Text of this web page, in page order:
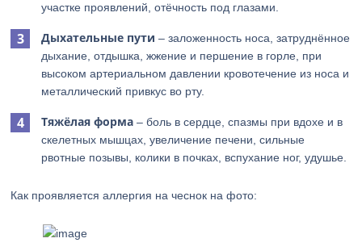
участке проявлений, отёчность под глазами.
Дыхательные пути – заложенность носа, затруднённое
дыхание, отдышка, жжение и першение в горле, при
высоком артериальном давлении кровотечение из носа и
металлический привкус во рту.
Тяжёлая форма – боль в сердце, спазмы при вдохе и в
скелетных мышцах, увеличение печени, сильные
рвотные позывы, колики в почках, вспухание ног, удушье.
Как проявляется аллергия на чеснок на фото: